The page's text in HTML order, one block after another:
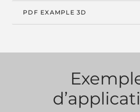
PDF EXAMPLE 3D